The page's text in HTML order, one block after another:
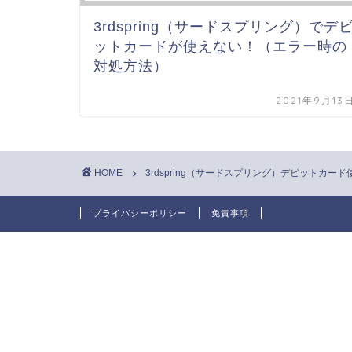
3rdspring（サードスプリング）でデビ
ットカードが使えない！（エラー時の
対処方法）
2021年9月13日
HOME 3rdspring（サードスプリング）デビットカード
プライバシーポリシー 免責事項